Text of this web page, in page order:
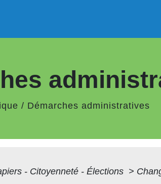
/ Démarches administratives
- Citoyenneté - Élections >